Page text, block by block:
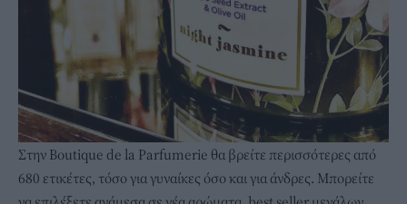
Στην Boutique de la Parfumerie θα βρείτε περισσότερες από
680 ετικέτες, τόσο για γυναίκες όσο και για άνδρες. Μπορείτε